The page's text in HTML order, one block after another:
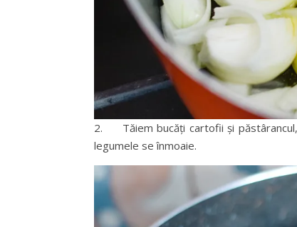
2. Tăiem bucăți cartofii și păstârancul,
legumele se înmoaie.